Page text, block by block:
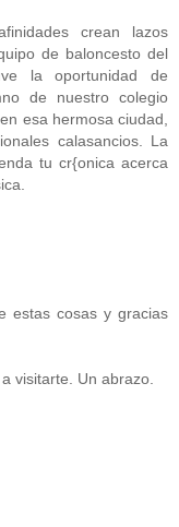
crean lazos
de baloncesto del
la oportunidad de
de nuestro colegio
esa hermosa ciudad,
calasancios. La
tu cr{onica acerca
estas cosas y gracias
visitarte. Un abrazo.